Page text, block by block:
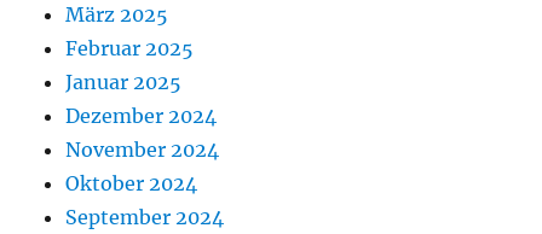
März 2025
Februar 2025
Januar 2025
Dezember 2024
November 2024
Oktober 2024
September 2024